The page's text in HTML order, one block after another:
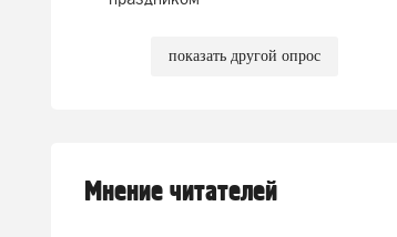
показать другой опрос
Мнение читателей